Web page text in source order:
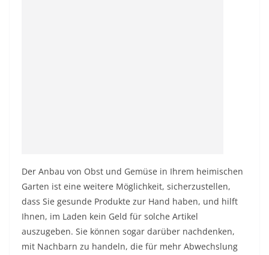
Der Anbau von Obst und Gemüse in Ihrem heimischen
Garten ist eine weitere Möglichkeit, sicherzustellen,
dass Sie gesunde Produkte zur Hand haben, und hilft
Ihnen, im Laden kein Geld für solche Artikel
auszugeben. Sie können sogar darüber nachdenken,
mit Nachbarn zu handeln, die für mehr Abwechslung